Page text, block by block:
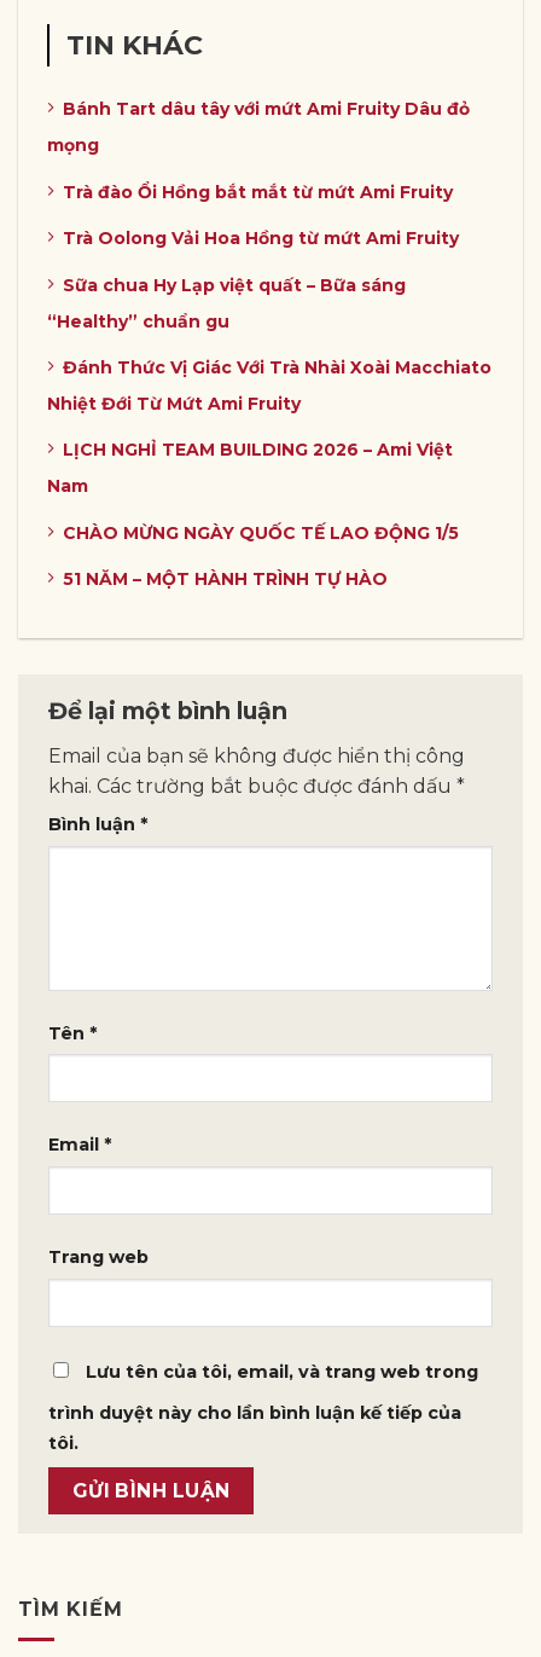
TIN KHÁC
Bánh Tart dâu tây với mứt Ami Fruity Dâu đỏ
mọng
Trà đào Ổi Hồng bắt mắt từ mứt Ami Fruity
Trà Oolong Vải Hoa Hồng từ mứt Ami Fruity
Sữa chua Hy Lạp việt quất – Bữa sáng
“Healthy” chuẩn gu
Đánh Thức Vị Giác Với Trà Nhài Xoài Macchiato
Nhiệt Đới Từ Mứt Ami Fruity
LỊCH NGHỈ TEAM BUILDING 2026 – Ami Việt
Nam
CHÀO MỪNG NGÀY QUỐC TẾ LAO ĐỘNG 1/5
51 NĂM – MỘT HÀNH TRÌNH TỰ HÀO
Để lại một bình luận
Email của bạn sẽ không được hiển thị công
khai. Các trường bắt buộc được đánh dấu *
Bình luận *
Tên *
Email *
Trang web
Lưu tên của tôi, email, và trang web trong
trình duyệt này cho lần bình luận kế tiếp của
tôi.
TÌM KIẾM